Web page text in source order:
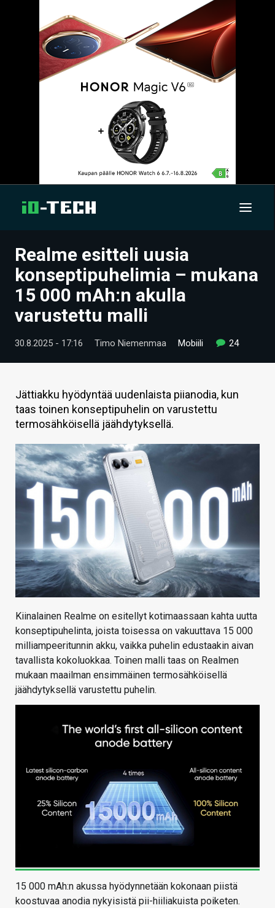
UUTISET
ARTIKKELIT
VIDEOT
TECHBBS
HINTA.FI
KAUPPA
VAIHDA TEEMA
Realme esitteli uusia
konseptipuhelimia – mukana
15 000 mAh:n akulla
varustettu malli
30.8.2025 - 17:16 Timo Niemenmaa Mobiili 24
Jättiakku hyödyntää uudenlaista piianodia, kun
taas toinen konseptipuhelin on varustettu
termosähköisellä jäähdytyksellä.
Kiinalainen Realme on esitellyt kotimaassaan kahta uutta
konseptipuhelinta, joista toisessa on vakuuttava 15 000
milliampeeritunnin akku, vaikka puhelin edustaakin aivan
tavallista kokoluokkaa. Toinen malli taas on Realmen
mukaan maailman ensimmäinen termosähköisellä
jäähdytyksellä varustettu puhelin.
15 000 mAh:n akussa hyödynnetään kokonaan piistä
koostuvaa anodia nykyisistä pii-hiiliakuista poiketen.